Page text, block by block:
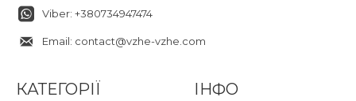
Viber: +380734947474
Email: contact@vzhe-vzhe.com
КАТЕГОРІЇ ІНФО